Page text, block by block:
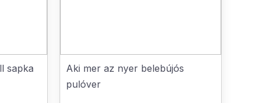
sapka
Aki mer az nyer belebújós
pulóver